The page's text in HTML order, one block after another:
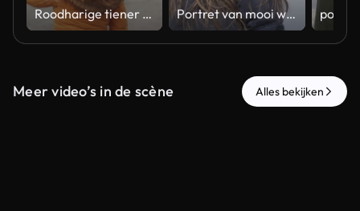
Roodharige tiener die op Strand loopt Portret van mooi weinig donkerbruin meisje dat zich in openlucht op rivieroever bevindt. Leuk Kaukasisch kind dat weg draait en camera op meerkust bekijkt. Kindertijd, vrije tijd, schoonheid, levensstijl
Meer video’s in de scène Alles bekijken